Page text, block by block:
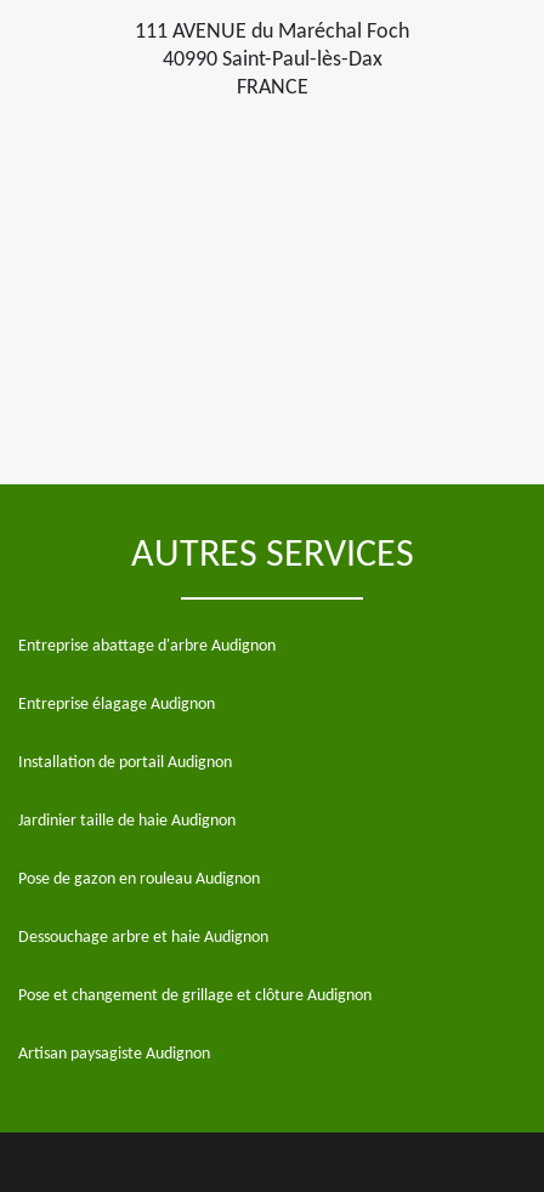
111 AVENUE du Maréchal Foch
40990 Saint-Paul-lès-Dax
FRANCE
AUTRES SERVICES
Entreprise abattage d'arbre Audignon
Entreprise élagage Audignon
Installation de portail Audignon
Jardinier taille de haie Audignon
Pose de gazon en rouleau Audignon
Dessouchage arbre et haie Audignon
Pose et changement de grillage et clôture Audignon
Artisan paysagiste Audignon